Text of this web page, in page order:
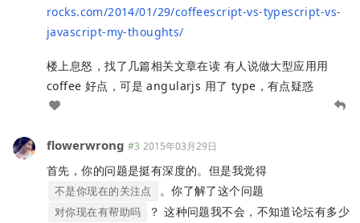
rocks.com/2014/01/29/coffeescript-vs-typescript-vs-
javascript-my-thoughts/
楼上息怒，找了几篇相关文章在读 有人说做大型应用用
coffee 好点，可是 angularjs 用了 type，有点疑惑
flowerwrong #3 2015年03月29日
首先，你的问题是挺有深度的。但是我觉得
不是你现在的关注点 。你了解了这个问题
对你现在有帮助吗
？ 这种问题我不会，不知道论坛有多少